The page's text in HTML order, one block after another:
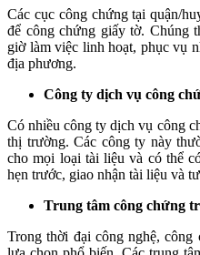
Các cục công chứng tại quận/
để công chứng giấy tờ. Chúng
giờ làm việc linh hoạt, phục vụ
địa phương.
Công ty dịch vụ công
Có nhiều công ty dịch vụ công
thị trường. Các công ty này
cho mọi loại tài liệu và có thể
hẹn trước, giao nhận tài liệu và
Trung tâm công chứng
Trong thời đại công nghệ,